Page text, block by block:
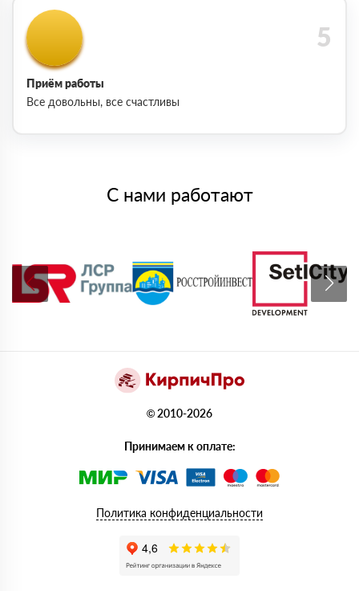
Приём работы
Все довольны, все счастливы
С нами работают
© 2010-2026
Принимаем к оплате:
Политика конфиденциальности